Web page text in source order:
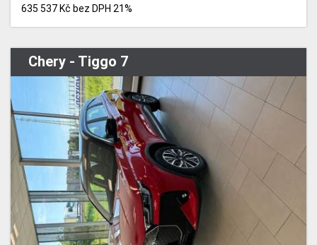
635 537 Kč bez DPH 21%
Chery - Tiggo 7